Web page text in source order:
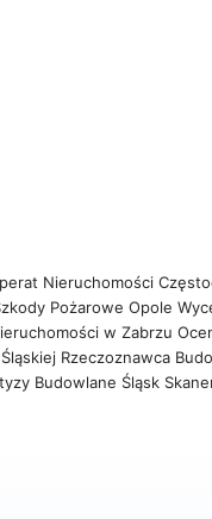
Nieruchomości
Pożarowe Opole
w Zabrzu
Rzeczoznawca
Budowlane Śląsk